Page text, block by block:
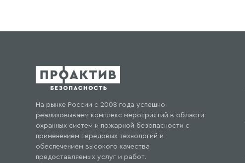
На рынке России с 2008 года успешно
реализовываем комплекс мероприятий в области
охранных систем и пожарной безопасности с
применением передовых технологий и
обеспечением высокого качества
предоставляемых услуг и работ.